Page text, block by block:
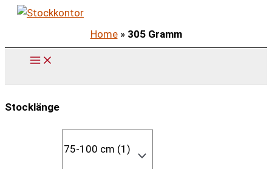
Zum
springen
Home» 305 Gramm
Stocklänge